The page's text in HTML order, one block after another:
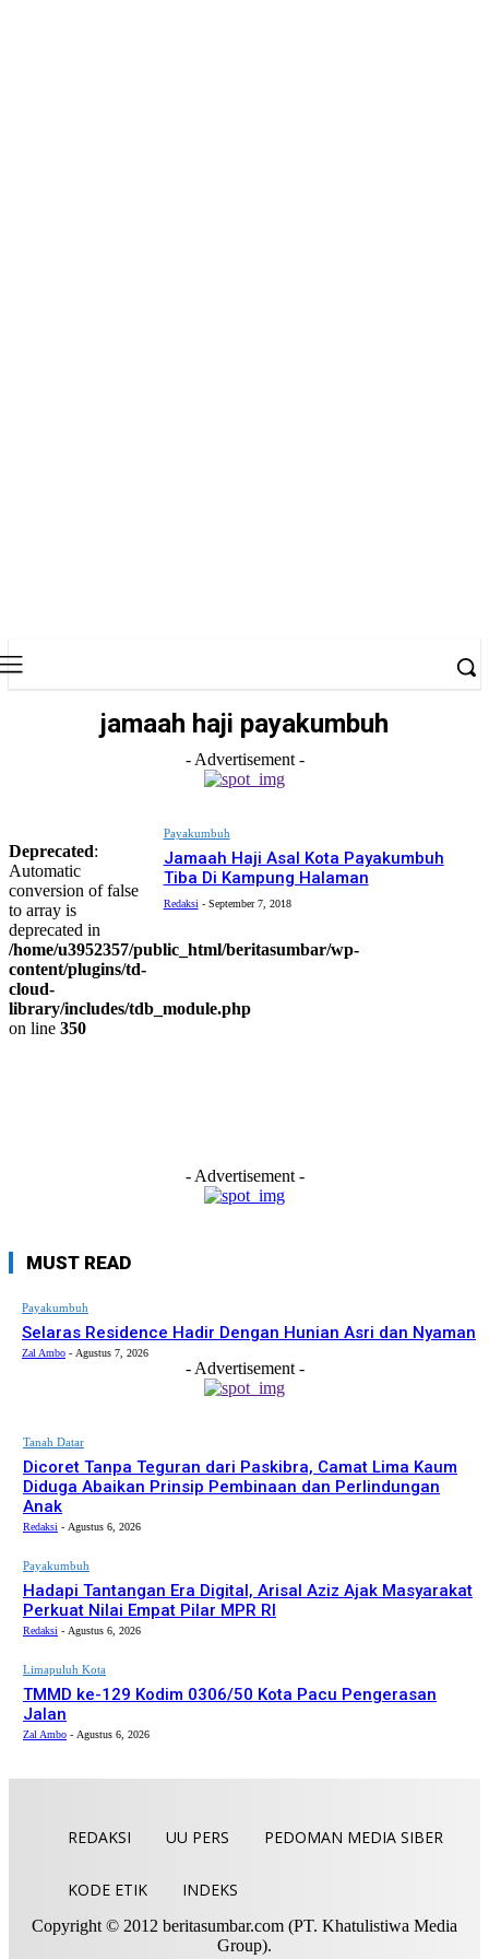
jamaah haji payakumbuh
- Advertisement -
Deprecated:
Automatic
conversion of false
to array is
deprecated in
/home/u3952357/public_html/beritasumbar/wp-
content/plugins/td-
cloud-
library/includes/tdb_module.php
on line 350
Payakumbuh
Jamaah Haji Asal Kota Payakumbuh
Tiba Di Kampung Halaman
Redaksi - September 7, 2018
- Advertisement -
MUST READ
Payakumbuh
Selaras Residence Hadir Dengan Hunian Asri dan Nyaman
Zal Ambo - Agustus 7, 2026
- Advertisement -
Tanah Datar
Dicoret Tanpa Teguran dari Paskibra, Camat Lima Kaum
Diduga Abaikan Prinsip Pembinaan dan Perlindungan
Anak
Redaksi - Agustus 6, 2026
Payakumbuh
Hadapi Tantangan Era Digital, Arisal Aziz Ajak Masyarakat
Perkuat Nilai Empat Pilar MPR RI
Redaksi - Agustus 6, 2026
Limapuluh Kota
TMMD ke-129 Kodim 0306/50 Kota Pacu Pengerasan
Jalan
Zal Ambo - Agustus 6, 2026
REDAKSI UU PERS PEDOMAN MEDIA SIBER
KODE ETIK INDEKS
Copyright © 2012 beritasumbar.com (PT. Khatulistiwa Media
Group).